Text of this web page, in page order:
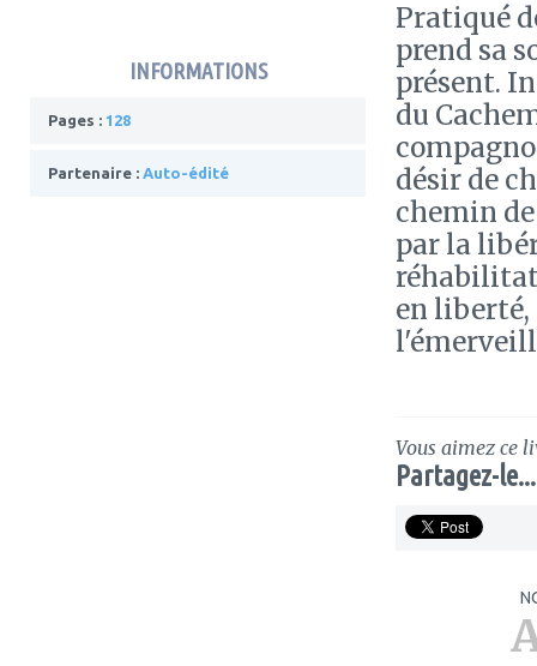
INFORMATIONS
Pages : 128
Partenaire : Auto-édité
Pratiqué
prend sa
présent.
du
désir de
chemin
par la
en liberté,
Vous aimez ce
Partagez-le...